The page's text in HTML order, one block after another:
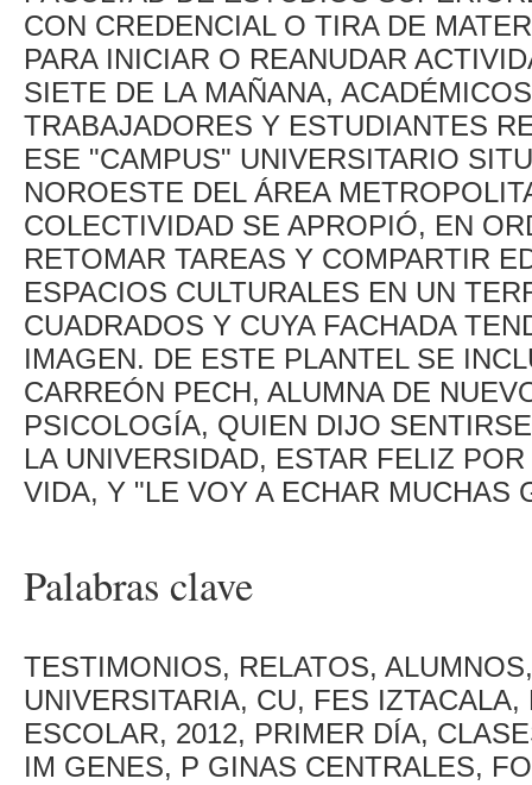
CON CREDENCIAL O TIRA DE
PARA INICIAR O REANUDAR
SIETE DE LA MAÑANA,
TRABAJADORES Y ESTUDIANTES
ESE "CAMPUS" UNIVERSITARIO
NOROESTE DEL ÁREA
COLECTIVIDAD SE APROPIÓ, EN
RETOMAR TAREAS Y COMPARTIR
ESPACIOS CULTURALES EN UN
CUADRADOS Y CUYA FACHADA
IMAGEN. DE ESTE PLANTEL SE
CARREÓN PECH, ALUMNA DE
PSICOLOGÍA, QUIEN DIJO
LA UNIVERSIDAD, ESTAR FELIZ
VIDA, Y "LE VOY A ECHAR MUCHAS
Palabras clave
TESTIMONIOS, RELATOS,
UNIVERSITARIA, CU, FES
ESCOLAR, 2012, PRIMER DÍA,
IM GENES, P GINAS CENTRALES,